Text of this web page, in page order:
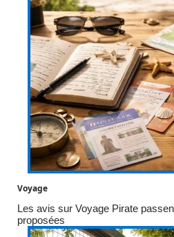
Voyage
Les avis sur Voyage Pirate
proposées